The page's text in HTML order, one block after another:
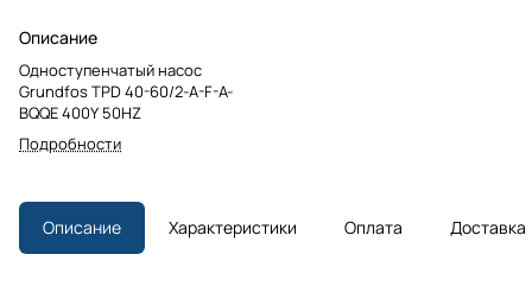
Описание
Одноступенчатый насос
Grundfos TPD 40-60/2-A-F-A-
BQQE 400Y 50HZ
Подробности
Описание Характеристики Оплата Доставка